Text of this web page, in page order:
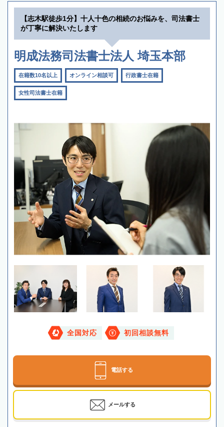
【志木駅徒歩1分】十人十色の相続のお悩みを、司法書士
が丁寧に解決いたします
明成法務司法書士法人 埼玉本部
在籍数10名以上 オンライン相談可 行政書士在籍
女性司法書士在籍
全国対応 初回相談無料
電話する
メールする